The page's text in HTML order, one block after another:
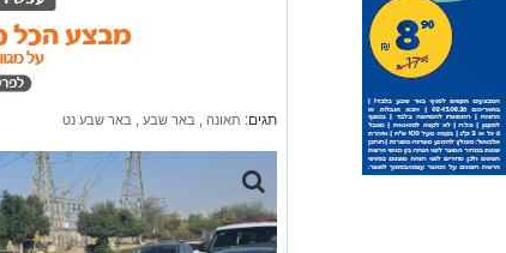
תגים: תאונה באר שבע באר שבע נט